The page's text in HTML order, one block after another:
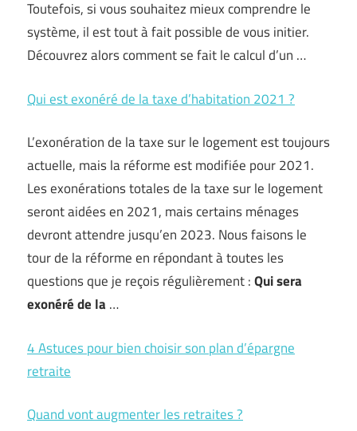
Toutefois, si vous souhaitez mieux comprendre le
système, il est tout à fait possible de vous initier.
Découvrez alors comment se fait le calcul d’un …
Qui est exonéré de la taxe d’habitation 2021 ?
L’exonération de la taxe sur le logement est toujours
actuelle, mais la réforme est modifiée pour 2021.
Les exonérations totales de la taxe sur le logement
seront aidées en 2021, mais certains ménages
devront attendre jusqu’en 2023. Nous faisons le
tour de la réforme en répondant à toutes les
questions que je reçois régulièrement :Qui sera
exonéré de la …
4 Astuces pour bien choisir son plan d’épargne
retraite
Quand vont augmenter les retraites ?